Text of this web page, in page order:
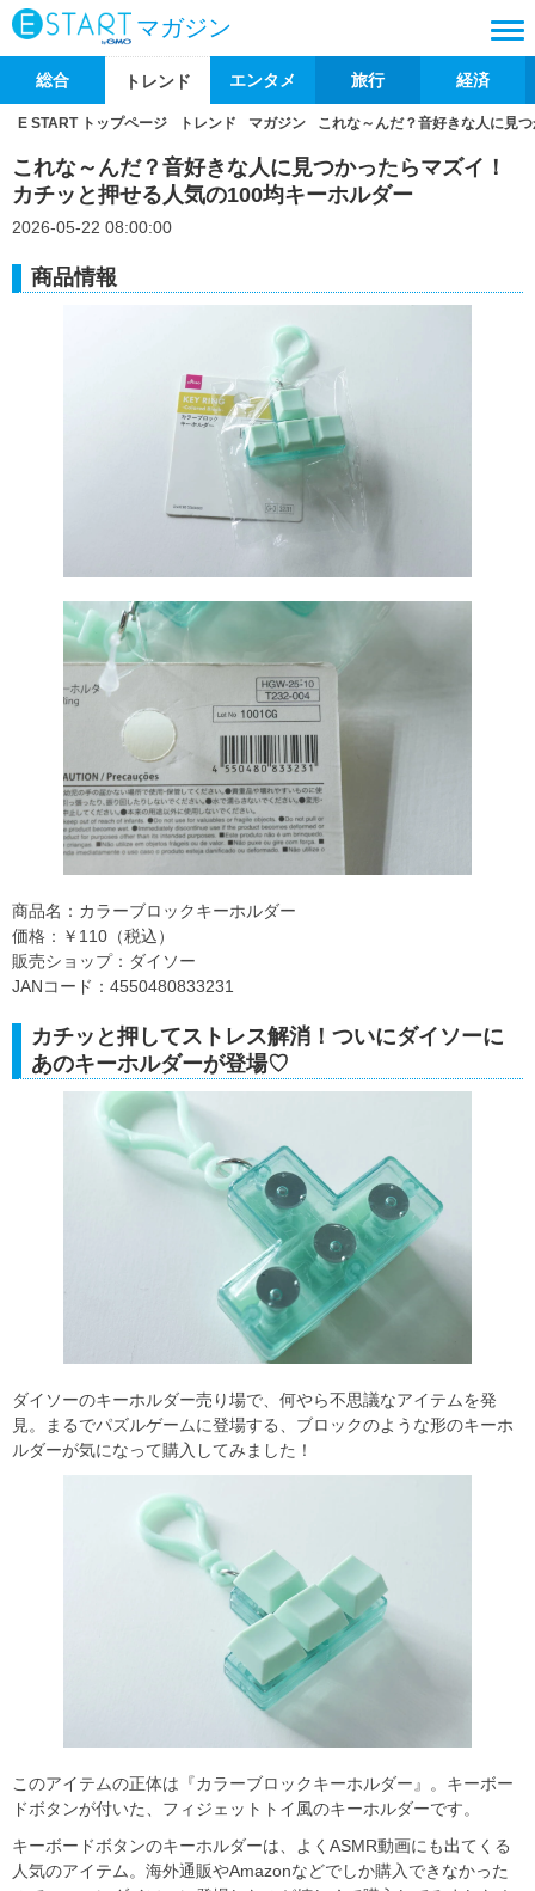
マガジン
総合 トレンド エンタメ 旅行 経済
E START トップページ トレンド マガジン これな～んだ？音好きな人に見
これな～んだ？音好きな人に見つかったらマズイ！
カチッと押せる人気の100均キーホルダー
2026-05-22 08:00:00
商品情報
商品名：カラーブロックキーホルダー
価格：￥110（税込）
販売ショップ：ダイソー
JANコード：4550480833231
カチッと押してストレス解消！ついにダイソーに
あのキーホルダーが登場♡
ダイソーのキーホルダー売り場で、何やら不思議なアイテムを発
見。まるでパズルゲームに登場する、ブロックのような形のキーホ
ルダーが気になって購入してみました！
このアイテムの正体は『カラーブロックキーホルダー』。キーボー
ドボタンが付いた、フィジェットトイ風のキーホルダーです。
キーボードボタンのキーホルダーは、よくASMR動画にも出てくる
人気のアイテム。海外通販やAmazonなどでしか購入できなかった